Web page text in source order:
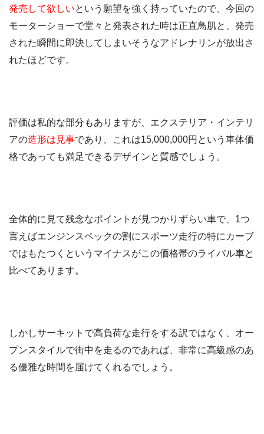
発売して欲しいという願望を強く持っていたので、今回の
モーターショーで堂々と発表された時は正直鳥肌と、発売
された瞬間に即決してしまいそうなアドレナリンが放出さ
れたほどです。
評価は私的な部分もありますが、エクステリア・インテリ
アの造形は見事であり、これは15,000,000円という車体価
格であっても満足できるデザインと質感でしょう。
全体的に見て残念なポイントが見つかりずらい車で、1つ
言えばエンジンスペックの割にスポーツ走行の特にカーブ
ではもたつくというマイナスがこの価格帯のライバル車と
比べてあります。
しかしサーキットで高負荷な走行をする訳ではなく、オー
プンスタイルで街中を走るのであれば、非常に高級感のあ
る優雅な時間を届けてくれるでしょう。